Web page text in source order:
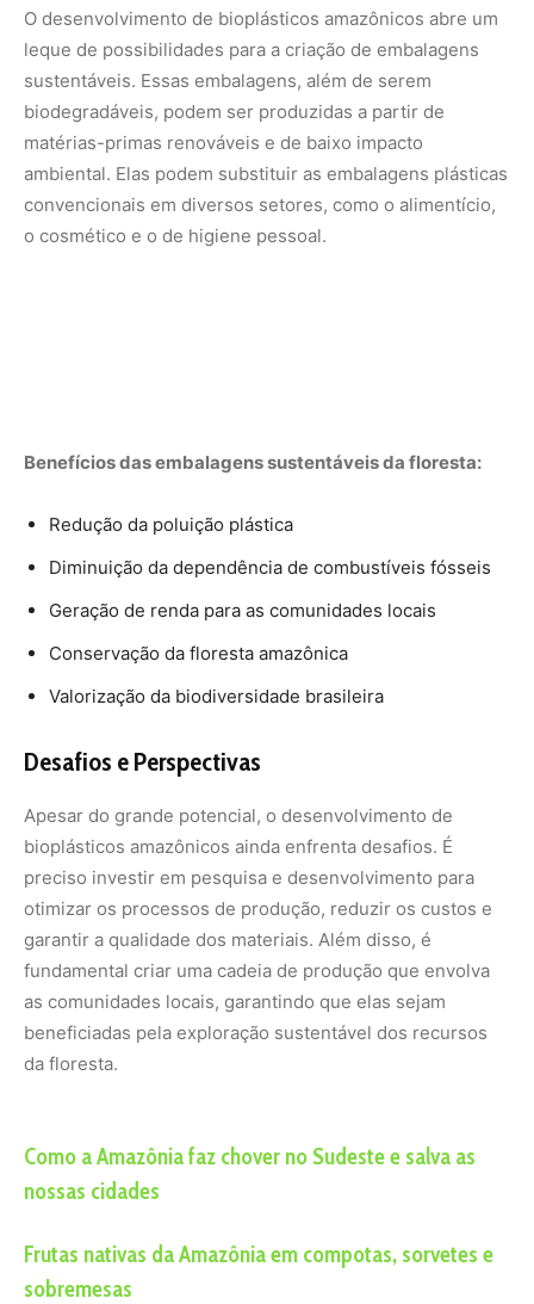
O desenvolvimento de bioplásticos amazônicos abre um
leque de possibilidades para a criação de embalagens
sustentáveis. Essas embalagens, além de serem
biodegradáveis, podem ser produzidas a partir de
matérias-primas renováveis e de baixo impacto
ambiental. Elas podem substituir as embalagens plásticas
convencionais em diversos setores, como o alimentício,
o cosmético e o de higiene pessoal.
Benefícios das embalagens sustentáveis da floresta:
Redução da poluição plástica
Diminuição da dependência de combustíveis fósseis
Geração de renda para as comunidades locais
Conservação da floresta amazônica
Valorização da biodiversidade brasileira
Desafios e Perspectivas
Apesar do grande potencial, o desenvolvimento de
bioplásticos amazônicos ainda enfrenta desafios. É
preciso investir em pesquisa e desenvolvimento para
otimizar os processos de produção, reduzir os custos e
garantir a qualidade dos materiais. Além disso, é
fundamental criar uma cadeia de produção que envolva
as comunidades locais, garantindo que elas sejam
beneficiadas pela exploração sustentável dos recursos
da floresta.
Como a Amazônia faz chover no Sudeste e salva as
nossas cidades
Frutas nativas da Amazônia em compotas, sorvetes e
sobremesas